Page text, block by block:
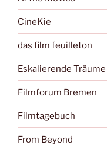
CineKie
das film feuilleton
Eskalierende Träume
Filmforum Bremen
Filmtagebuch
From Beyond